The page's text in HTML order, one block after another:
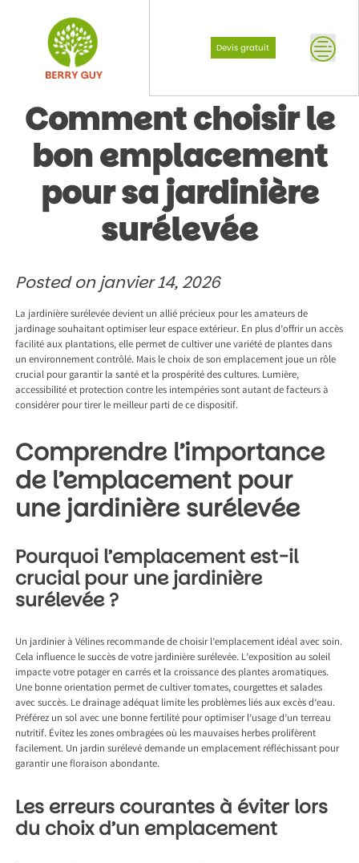
Devis gratuit
Comment choisir le
bon emplacement
pour sa jardinière
surélevée
Posted onjanvier 14, 2026
La jardinière surélevée devient un allié précieux pour les amateurs de
jardinage souhaitant optimiser leur espace extérieur. En plus d’offrir un accès
facilité aux plantations, elle permet de cultiver une variété de plantes dans
un environnement contrôlé. Mais le choix de son emplacement joue un rôle
crucial pour garantir la santé et la prospérité des cultures. Lumière,
accessibilité et protection contre les intempéries sont autant de facteurs à
considérer pour tirer le meilleur parti de ce dispositif.
Comprendre l’importance
de l’emplacement pour
une jardinière surélevée
Pourquoi l’emplacement est-il
crucial pour une jardinière
surélevée ?
Unjardinier à Vélines recommande de choisir l’emplacement idéal avec soin.
Cela influence le succès de votre jardinière surélevée. L’exposition au soleil
impacte votre potager en carrés et la croissance des plantes aromatiques.
Une bonne orientation permet de cultiver tomates, courgettes et salades
avec succès. Le drainage adéquat limite les problèmes liés aux excès d’eau.
Préférez un sol avec une bonne fertilité pour optimiser l’usage d’un terreau
nutritif. Évitez les zones ombragées où les mauvaises herbes prolifèrent
facilement. Un jardin surélevé demande un emplacement réfléchissant pour
garantir une floraison abondante.
Les erreurs courantes à éviter lors
du choix d’un emplacement